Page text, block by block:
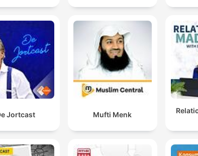
Jortcast Mufti Menk